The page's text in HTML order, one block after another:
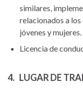
similares,
relacionados a los
jóvenes y mujeres.
Licencia de
4. LUGAR DE